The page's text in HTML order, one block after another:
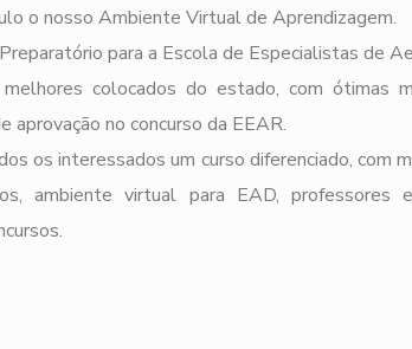
o nosso Ambiente Virtual de Aprendizagem.
para a Escola de Especialistas de
colocados do estado, com ótimas
aprovação no concurso da EEAR.
os interessados um curso diferenciado, com
ambiente virtual para EAD, professores